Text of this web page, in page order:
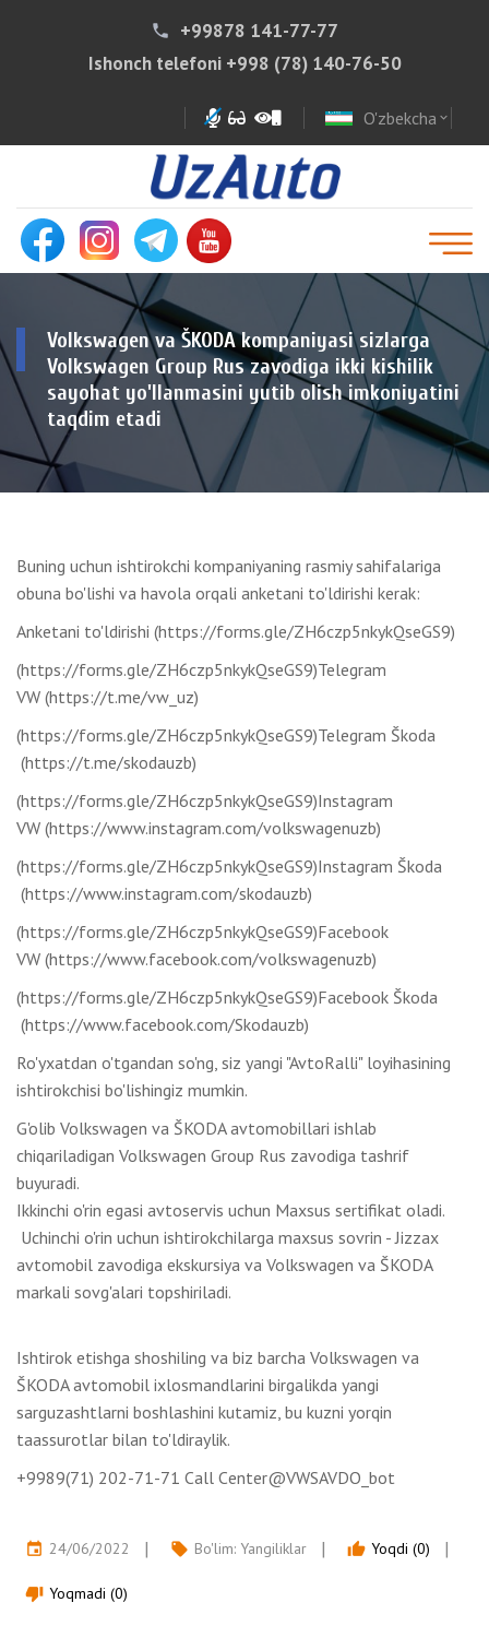
phone
+99878 141-77-77
Ishonch telefoni +998 (78) 140-76-50
O'zbekcha expand_more
Volkswagen va ŠKODA kompaniyasi sizlarga
Volkswagen Group Rus zavodiga ikki kishilik
sayohat yo'llanmasini yutib olish imkoniyatini
taqdim etadi
Buning uchun ishtirokchi kompaniyaning rasmiy sahifalariga
obuna bo'lishi va havola orqali anketani to'ldirishi kerak:
Anketani to'ldirishi (https://forms.gle/ZH6czp5nkykQseGS9)
(https://forms.gle/ZH6czp5nkykQseGS9)Telegram
VW (https://t.me/vw_uz)
(https://forms.gle/ZH6czp5nkykQseGS9)Telegram Škoda
(https://t.me/skodauzb)
(https://forms.gle/ZH6czp5nkykQseGS9)Instagram
VW (https://www.instagram.com/volkswagenuzb)
(https://forms.gle/ZH6czp5nkykQseGS9)Instagram Škoda
(https://www.instagram.com/skodauzb)
(https://forms.gle/ZH6czp5nkykQseGS9)Facebook
VW (https://www.facebook.com/volkswagenuzb)
(https://forms.gle/ZH6czp5nkykQseGS9)Facebook Škoda
(https://www.facebook.com/Skodauzb)
Ro'yxatdan o'tgandan so'ng, siz yangi "AvtoRalli" loyihasining
ishtirokchisi bo'lishingiz mumkin.
G'olib Volkswagen va ŠKODA avtomobillari ishlab
chiqariladigan Volkswagen Group Rus zavodiga tashrif
buyuradi.
Ikkinchi o'rin egasi avtoservis uchun Maxsus sertifikat oladi.
Uchinchi o'rin uchun ishtirokchilarga maxsus sovrin - Jizzax
avtomobil zavodiga ekskursiya va Volkswagen va ŠKODA
markali sovg'alari topshiriladi.
Ishtirok etishga shoshiling va biz barcha Volkswagen va
ŠKODA avtomobil ixlosmandlarini birgalikda yangi
sarguzashtlarni boshlashini kutamiz, bu kuzni yorqin
taassurotlar bilan to'ldiraylik.
+9989(71) 202-71-71 Call Сenter@VWSAVDO_bot
event 24/06/2022 local_offer Bo'lim: Yangiliklar thumb_up Yoqdi (0)
thumb_down Yoqmadi (0)